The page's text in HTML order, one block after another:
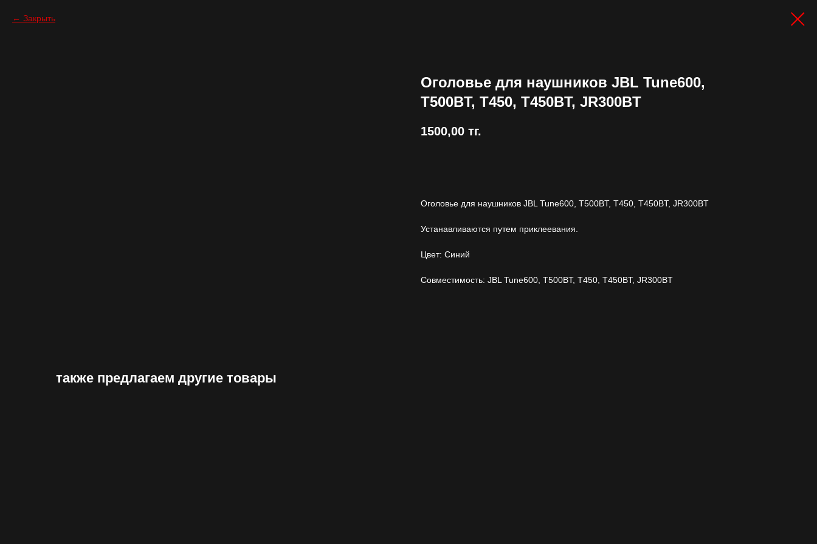
Закрыть
Оголовье для наушников JBL Tune600,
T500BT, T450, T450BT, JR300BT
1500,00 тг.
Оголовье для наушников JBL Tune600, T500BT, T450, T450BT, JR300BT
Устанавливаются путем приклеевания.
Цвет: Синий
Совместимость: JBL Tune600, T500BT, T450, T450BT, JR300BT
также предлагаем другие товары